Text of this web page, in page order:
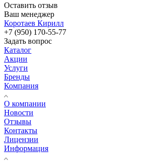
Оставить отзыв
Ваш менеджер
Коротаев Кирилл
+7 (950) 170-55-77
Задать вопрос
Каталог
Акции
Услуги
Бренды
Компания
О компании
Новости
Отзывы
Контакты
Лицензии
Информация